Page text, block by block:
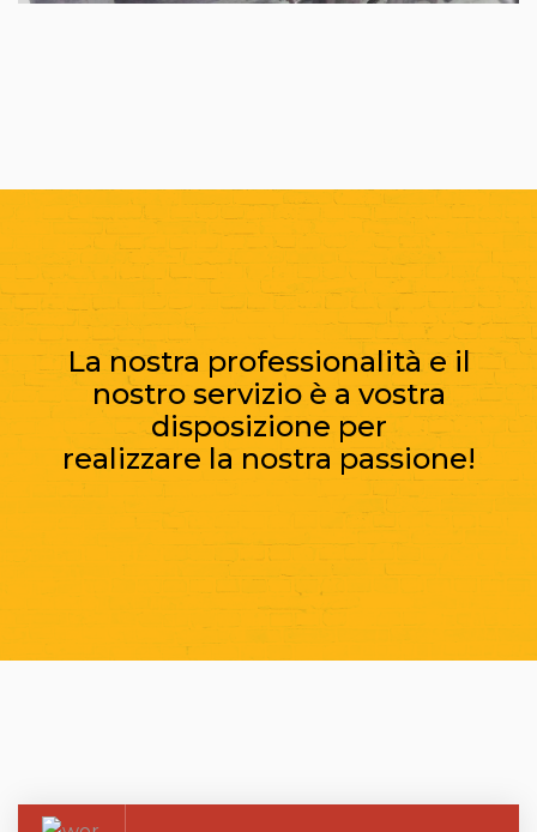
La nostra professionalità e il
nostro servizio è a vostra
disposizione per
realizzare la nostra passione!